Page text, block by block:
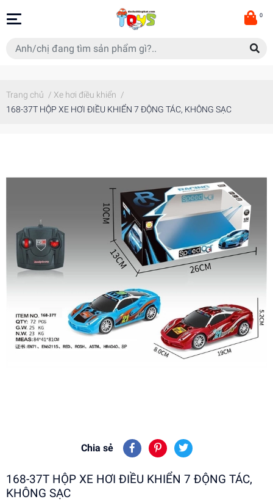
0
Trang chủ / Xe hơi điều khiển /
168-37T HỘP XE HƠI ĐIỀU KHIỂN 7 ĐỘNG TÁC, KHÔNG SẠC
Chia sẻ
168-37T HỘP XE HƠI ĐIỀU KHIỂN 7 ĐỘNG TÁC,
KHÔNG SẠC